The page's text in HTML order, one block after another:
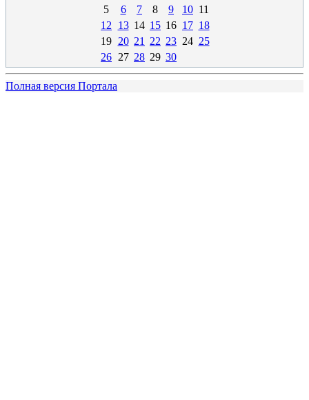
5
6 7 8 9 10 11
12
13 14 15 16 17 18
19 20 21 22 23 24 25
26 27 28 29 30
Полная версия Портала